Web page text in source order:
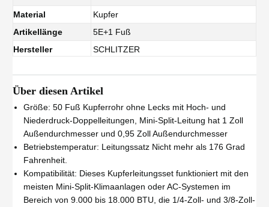
Material
Kupfer
Artikellänge
5E+1 Fuß
Hersteller
SCHLITZER
Über diesen Artikel
Größe: 50 Fuß Kupferrohr ohne Lecks mit Hoch- und
Niederdruck-Doppelleitungen, Mini-Split-Leitung hat 1 Zoll
Außendurchmesser und 0,95 Zoll Außendurchmesser
Betriebstemperatur: Leitungssatz Nicht mehr als 176 Grad
Fahrenheit.
Kompatibilität: Dieses Kupferleitungsset funktioniert mit den
meisten Mini-Split-Klimaanlagen oder AC-Systemen im
Bereich von 9.000 bis 18.000 BTU, die 1/4-Zoll- und 3/8-Zoll-